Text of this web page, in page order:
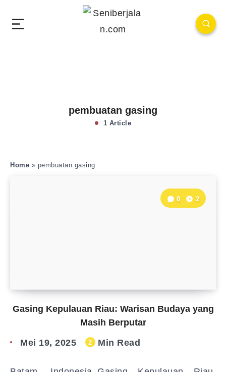
pembuatan gasing
1 Article
Home » pembuatan gasing
Gasing Kepulauan Riau: Warisan Budaya yang
Masih Berputar
0 2
Mei 19, 2025 2 Min Read